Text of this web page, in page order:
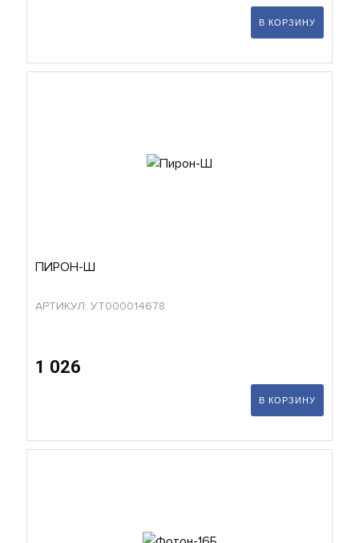
В КОРЗИНУ
ПИРОН-Ш
АРТИКУЛ: УТ000014678
1 026
В КОРЗИНУ